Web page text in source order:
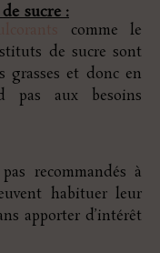
sucre :
comme le
de sucre sont
grasses et donc en
pas aux besoins
recommandés à
habituer leur
apporter d’intérêt